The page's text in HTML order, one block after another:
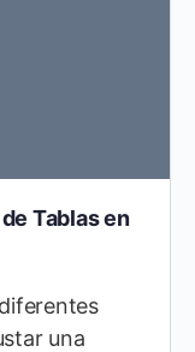
Tablas en
una